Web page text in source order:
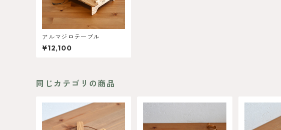
アルマジロテーブル
¥12,100
同じカテゴリの商品